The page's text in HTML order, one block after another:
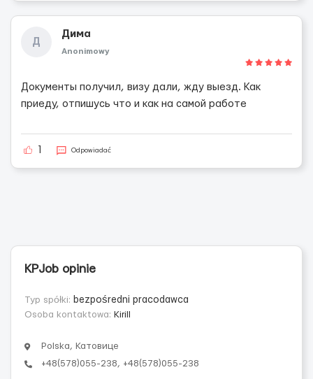
Д
Дима
Anonimowy
Документы получил, визу дали, жду выезд. Как
приеду, отпишусь что и как на самой работе
Odpowiadać
KPJob opinie
Typ spółki: bezpośredni pracodawca
Osoba kontaktowa: Kirill
Polska, Катовице
+48(578)055-238, +48(578)055-238